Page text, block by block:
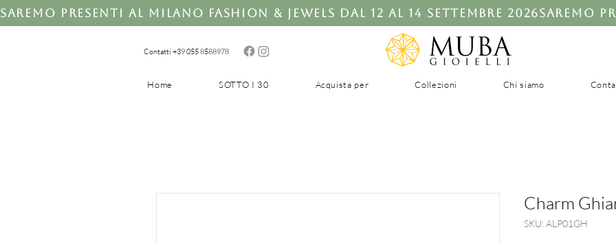
Saremo presenti al Milano Fashion & Jewels dal 12 al 14 settembre 2026
Home SOTTO I 30 Acquista per Collezioni Chi siamo
Contatti +39 055 8588978
Charm
SKU: ALP01GH